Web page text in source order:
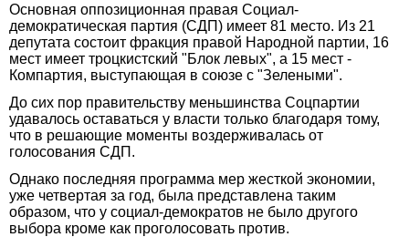
Основная оппозиционная правая Социал-
демократическая партия (СДП) имеет 81 место. Из 21
депутата состоит фракция правой Народной партии, 16
мест имеет троцкистский "Блок левых", а 15 мест -
Компартия, выступающая в союзе с "Зелеными".
До сих пор правительству меньшинства Соцпартии
удавалось оставаться у власти только благодаря тому,
что в решающие моменты воздерживалась от
голосования СДП.
Однако последняя программа мер жесткой экономии,
уже четвертая за год, была представлена таким
образом, что у социал-демократов не было другого
выбора кроме как проголосовать против.